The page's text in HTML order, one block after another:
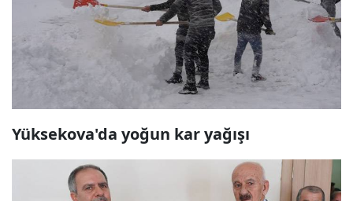
Yüksekova'da yoğun kar yağışı